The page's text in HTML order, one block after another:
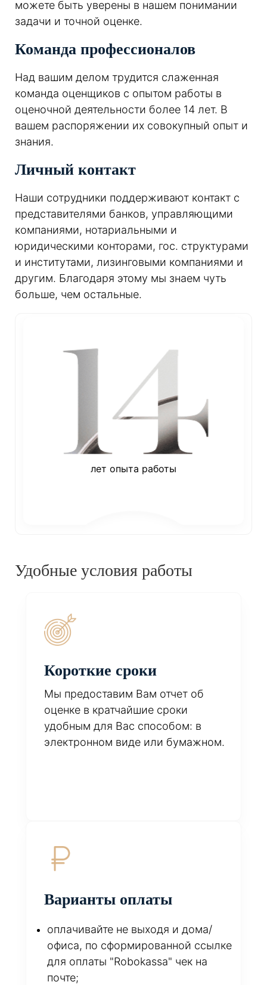
можете быть уверены в нашем понимании
задачи и точной оценке.
Команда профессионалов
Над вашим делом трудится слаженная
команда оценщиков с опытом работы в
оценочной деятельности более 14 лет. В
вашем распоряжении их совокупный опыт и
знания.
Личный контакт
Наши сотрудники поддерживают контакт с
представителями банков, управляющими
компаниями, нотариальными и
юридическими конторами, гос. структурами
и институтами, лизинговыми компаниями и
другим. Благодаря этому мы знаем чуть
больше, чем остальные.
лет опыта работы
Удобные условия работы
Короткие сроки
Мы предоставим Вам отчет об
оценке в кратчайшие сроки
удобным для Вас способом: в
электронном виде или бумажном.
Варианты оплаты
оплачивайте не выходя и дома/
офиса, по сформированной ссылке
для оплаты "Robokassa" чек на
почте;